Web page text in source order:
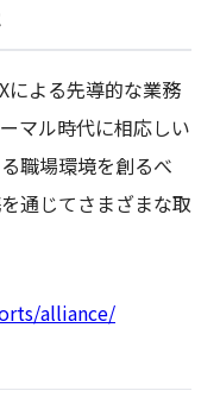
による先導的な業務
マル時代に相応しい
職場環境を創るべ
通じてさまざまな取
alliance/